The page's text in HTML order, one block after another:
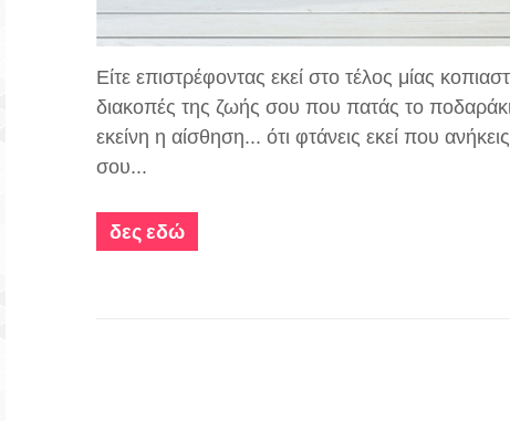
Είτε επιστρέφοντας εκεί στο τέλος μίας
διακοπές της ζωής σου που πατάς το
εκείνη η αίσθηση... ότι φτάνεις εκεί που
σου...
δες εδώ